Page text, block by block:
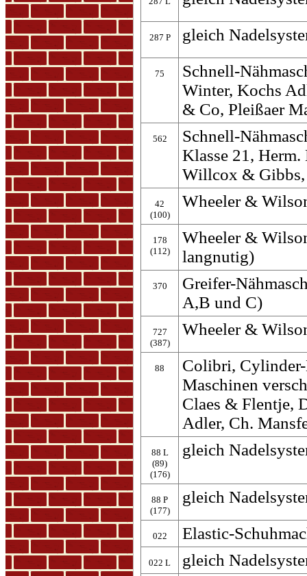
287 P gleich
75
Schnell-
Winter, Kochs
& Co, Pleißaer
562
Schnell-
Klasse 21,
Willcox & Gibbs,
42
(100)
Wheeler &
178
(112)
Wheeler &
langnutig)
370
Greifer-
A,B und C)
727
(387)
Wheeler &
88
Colibri, Cylinder-
Maschinen
Claes & Flentje,
Adler, Ch.
88 L
(89)
(176)
gleich
88 P
(177)
gleich
022 Elastic-
022 L gleich